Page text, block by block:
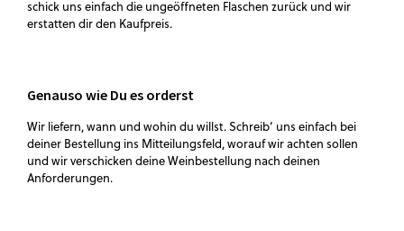
schick uns einfach die ungeöffneten Flaschen zurück und wir
erstatten dir den Kaufpreis.
Genauso wie Du es orderst
Wir liefern, wann und wohin du willst. Schreib‘ uns einfach bei
deiner Bestellung ins Mitteilungsfeld, worauf wir achten sollen
und wir verschicken deine Weinbestellung nach deinen
Anforderungen.